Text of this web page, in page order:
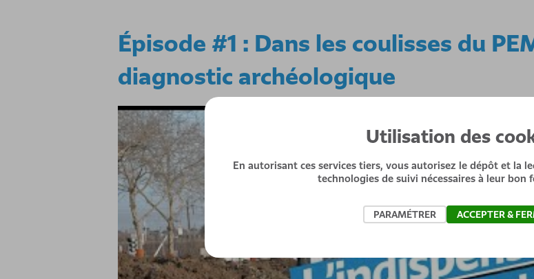
Épisode #1 : Dans les coulisses du
diagnostic archéologique
Utilisation des
En autorisant ces services tiers, vous autorisez le dépôt et la
technologies de suivi nécessaires à leur bon
PARAMÉTRER ACCEPTER &